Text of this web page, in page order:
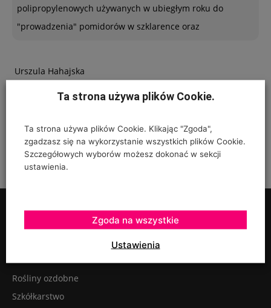
polipropylenowych używanych w ubiegłym roku do
"prowadzenia" pomidorów w szklarence oraz
Urszula Hahajska
Żywność wegańska trafia już do ponad 1/3 Polaków
zostały otrute, czy skrzętnie zebrane i
Rośliny ozdobne
Szkółkarstwo
Ta strona używa plików Cookie.
Ta strona używa plików Cookie. Klikając "Zgoda",
zgadzasz się na wykorzystanie wszystkich plików Cookie.
Szczegółowych wyborów możesz dokonać w sekcji
ustawienia.
Ustawienia
Zgoda na wszystkie